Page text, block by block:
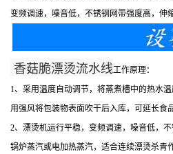
变频调速，噪音低，不锈钢网带强度高，伸
香菇脆漂烫流水线工作原理：
1、采用温度自动调节，将蒸煮槽中的热水
用强风将包装物表面吹干后入库，可延长食
2、漂烫机运行平稳，变频调速，噪音低，
锅炉蒸汽或电加热蒸汽，适合连续漂烫杀青